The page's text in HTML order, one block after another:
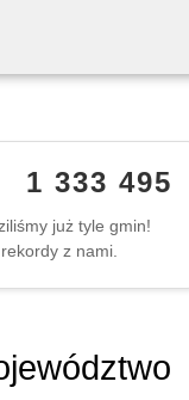
1 333 495
już tyle gmin!
z nami.